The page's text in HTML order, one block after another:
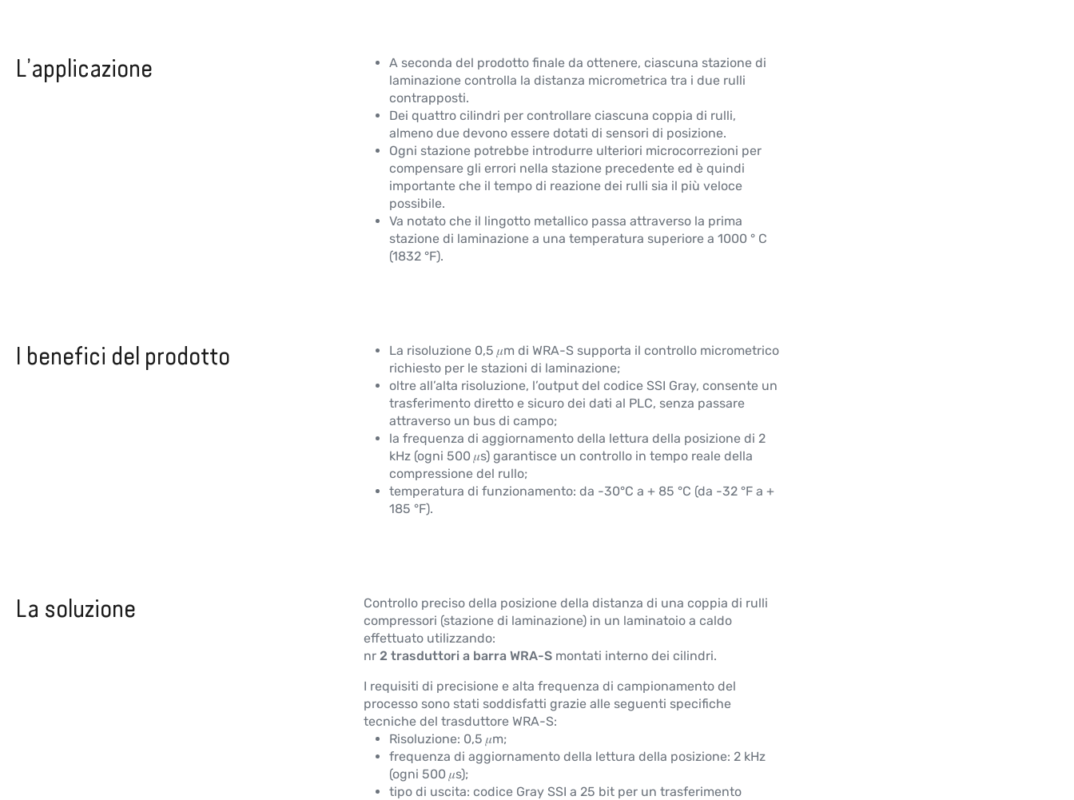
L’applicazione
A seconda del prodotto finale da ottenere, ciascuna stazione di
laminazione controlla la distanza micrometrica tra i due rulli
contrapposti.
Dei quattro cilindri per controllare ciascuna coppia di rulli,
almeno due devono essere dotati di sensori di posizione.
Ogni stazione potrebbe introdurre ulteriori microcorrezioni per
compensare gli errori nella stazione precedente ed è quindi
importante che il tempo di reazione dei rulli sia il più veloce
possibile.
Va notato che il lingotto metallico passa attraverso la prima
stazione di laminazione a una temperatura superiore a 1000 ° C
(1832 °F).
I benefici del prodotto
La risoluzione 0,5 𝜇m di WRA-S supporta il controllo micrometrico
richiesto per le stazioni di laminazione;
oltre all’alta risoluzione, l’output del codice SSI Gray, consente un
trasferimento diretto e sicuro dei dati al PLC, senza passare
attraverso un bus di campo;
la frequenza di aggiornamento della lettura della posizione di 2
kHz (ogni 500 𝜇s) garantisce un controllo in tempo reale della
compressione del rullo;
temperatura di funzionamento: da -30°C a + 85 °C (da -32 °F a +
185 °F).
La soluzione
Controllo preciso della posizione della distanza di una coppia di rulli
compressori (stazione di laminazione) in un laminatoio a caldo
effettuato utilizzando:
nr 2 trasduttori a barra WRA-Smontati interno dei cilindri.
I requisiti di precisione e alta frequenza di campionamento del
processo sono stati soddisfatti grazie alle seguenti specifiche
tecniche del trasduttore WRA-S:
Risoluzione: 0,5 𝜇m;
frequenza di aggiornamento della lettura della posizione: 2 kHz
(ogni 500 𝜇s);
tipo di uscita: codice Gray SSI a 25 bit per un trasferimento